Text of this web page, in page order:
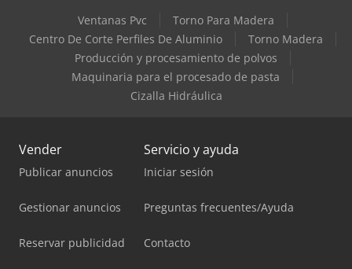
Ventanas Pvc
Torno Para Madera
Centro De Corte Perfiles De Aluminio
Torno Madera
Producción y procesamiento de polvos
Maquinaria para el procesado de pasta
Cizalla Hidráulica
Vender
Publicar anuncios
Gestionar anuncios
Reservar publicidad
Servicio y ayuda
Iniciar sesión
Preguntas frecuentes/Ayuda
Contacto